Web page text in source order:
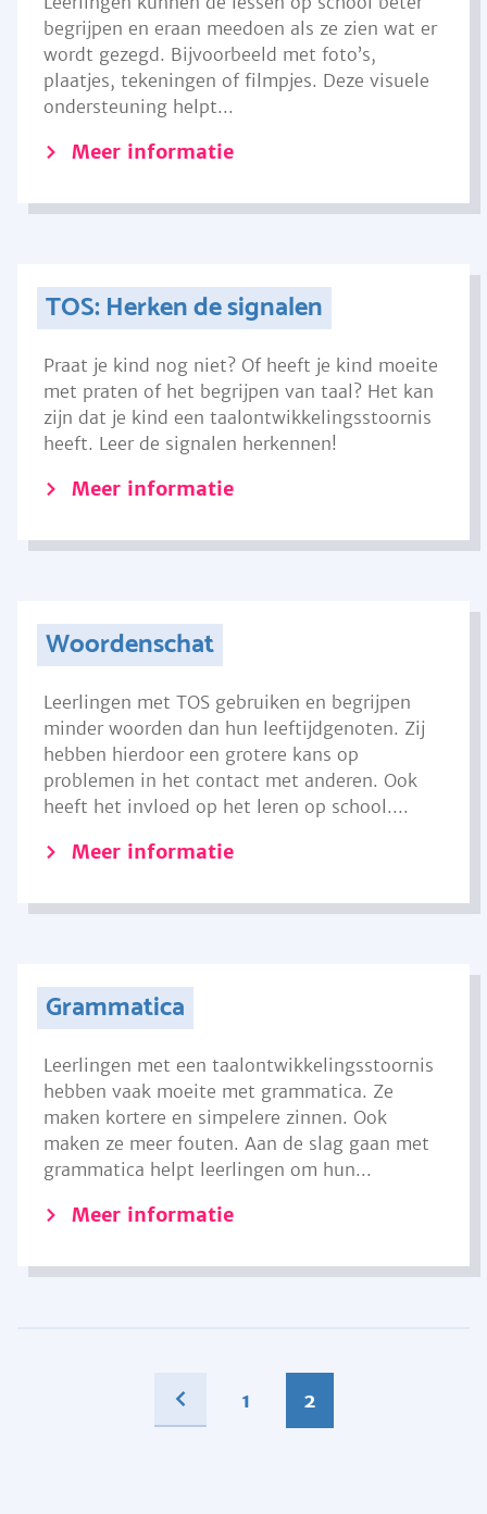
begrijpen en eraan meedoen als ze zien wat er
wordt gezegd. Bijvoorbeeld met foto’s,
plaatjes, tekeningen of filmpjes. Deze visuele
ondersteuning helpt...
Meer informatie
TOS: Herken de signalen
Praat je kind nog niet? Of heeft je kind moeite
met praten of het begrijpen van taal? Het kan
zijn dat je kind een taalontwikkelingsstoornis
heeft. Leer de signalen herkennen!
Meer informatie
Woordenschat
Leerlingen met TOS gebruiken en begrijpen
minder woorden dan hun leeftijdgenoten. Zij
hebben hierdoor een grotere kans op
problemen in het contact met anderen. Ook
heeft het invloed op het leren op school....
Meer informatie
Grammatica
Leerlingen met een taalontwikkelingsstoornis
hebben vaak moeite met grammatica. Ze
maken kortere en simpelere zinnen. Ook
maken ze meer fouten. Aan de slag gaan met
grammatica helpt leerlingen om hun...
Meer informatie
1 2